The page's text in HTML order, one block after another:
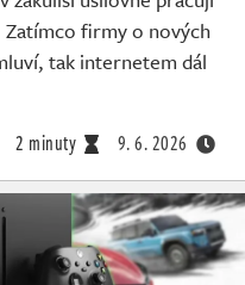
Zatímco firmy o nových
tak internetem dál
2 minuty 9. 6. 2026